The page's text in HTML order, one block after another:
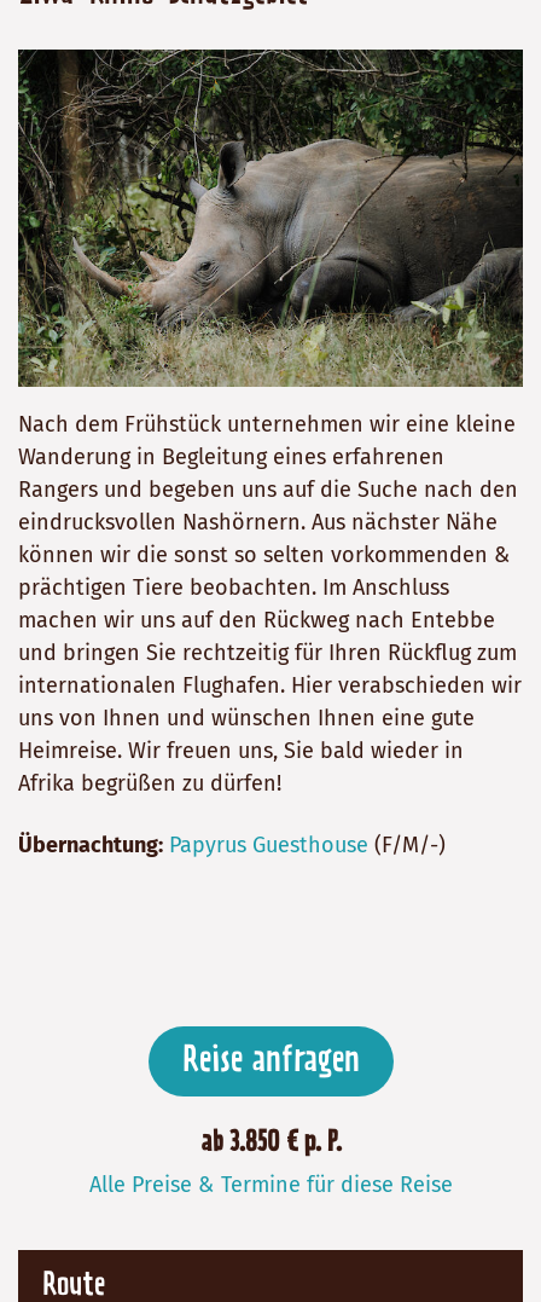
Nach dem Frühstück unternehmen wir eine kleine
Wanderung in Begleitung eines erfahrenen
Rangers und begeben uns auf die Suche nach den
eindrucksvollen Nashörnern. Aus nächster Nähe
können wir die sonst so selten vorkommenden &
prächtigen Tiere beobachten. Im Anschluss
machen wir uns auf den Rückweg nach Entebbe
und bringen Sie rechtzeitig für Ihren Rückflug zum
internationalen Flughafen. Hier verabschieden wir
uns von Ihnen und wünschen Ihnen eine gute
Heimreise. Wir freuen uns, Sie bald wieder in
Afrika begrüßen zu dürfen!
Übernachtung: Papyrus Guesthouse (F/M/-)
Reise anfragen
ab 3.850 € p. P.
Alle Preise & Termine für diese Reise
Route